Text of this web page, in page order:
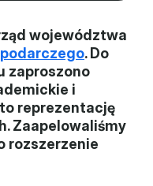
województwa
. Do
zaproszono
i
reprezentację
Zaapelowaliśmy
rozszerzenie